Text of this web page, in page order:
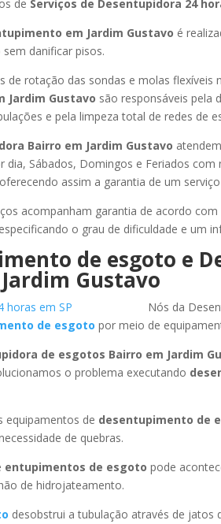
de Serviços de Desentupidora 24
em Jardim Gustavo é
danificar pisos.
de rotação das sondas e molas flexíveis
Jardim Gustavo são responsáveis pela
e pela limpeza total de redes de
Bairro em Jardim Gustavo
dia, Sábados, Domingos e Feriados
assim a garantia de um
acompanham garantia de acordo
o grau de dificuldade e um
de esgoto e
Gustavo
Nós da
de esgoto por meio de
de esgotos Bairro em Jardim
o problema executando
equipamentos de desentupimento de
de quebras.
entupimentos de esgoto pode
de hidrojateamento.
desobstrui a tubulação através de jatos